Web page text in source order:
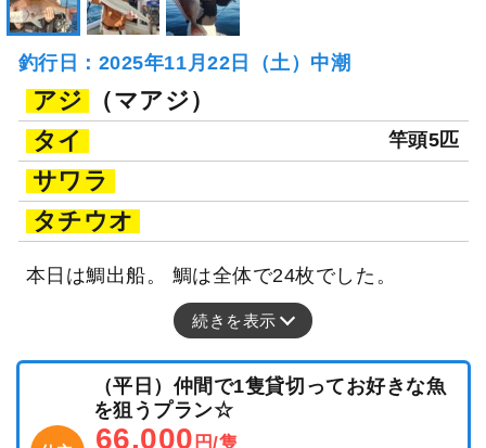
釣行日：2025年11月22日（土）中潮
アジ
（マアジ）
タイ
竿頭5匹
サワラ
タチウオ
本日は鯛出船。 鯛は全体で24枚でした。
続きを表示
（平日）仲間で1隻貸切ってお好きな魚
を狙うプラン☆
66,000 円/隻